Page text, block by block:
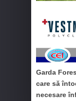
Garda
care să
necesare